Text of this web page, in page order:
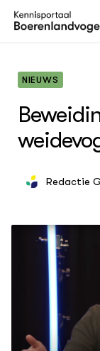
Leren over
ACTUEEL
Nieuws
Dossiers
Agenda
Columns
NIEUWS
Redactie